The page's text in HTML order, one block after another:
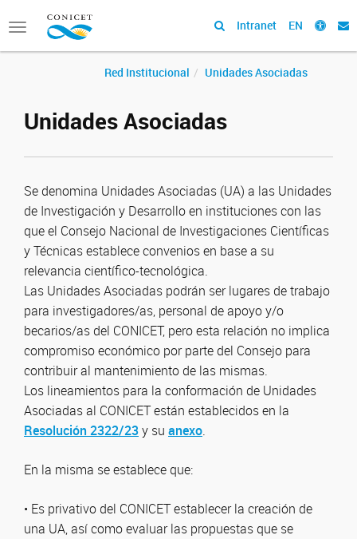
Toggle
navigation
Intranet EN
Red Institucional Unidades Asociadas
Unidades Asociadas
Se denomina Unidades Asociadas (UA) a las Unidades
de Investigación y Desarrollo en instituciones con las
que el Consejo Nacional de Investigaciones Científicas
y Técnicas establece convenios en base a su
relevancia científico-tecnológica.
Las Unidades Asociadas podrán ser lugares de trabajo
para investigadores/as, personal de apoyo y/o
becarios/as del CONICET, pero esta relación no implica
compromiso económico por parte del Consejo para
contribuir al mantenimiento de las mismas.
Los lineamientos para la conformación de Unidades
Asociadas al CONICET están establecidos en la
Resolución 2322/23y su anexo.
En la misma se establece que:
• Es privativo del CONICET establecer la creación de
una UA, así como evaluar las propuestas que se